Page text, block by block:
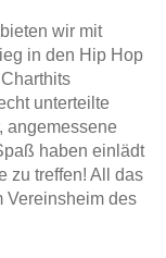
bieten wir mit
in den Hip Hop
unterteilte
angemessene
haben einlädt
zu treffen! All das
Vereinsheim des